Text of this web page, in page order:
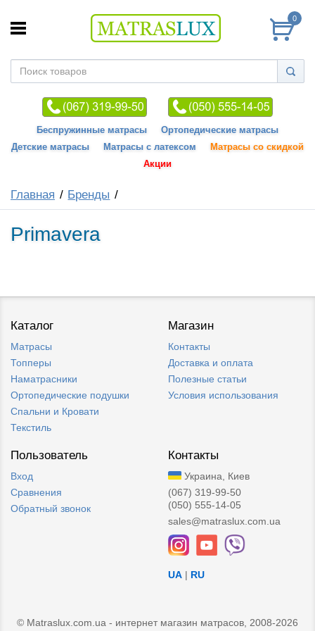
0
Беспружинные матрасы
Ортопедические матрасы
Детские матрасы
Матрасы с латексом
Матрасы со скидкой
Акции
Главная Бренды
Primavera
Каталог
Матрасы
Топперы
Наматрасники
Ортопедические подушки
Спальни и Кровати
Текстиль
Магазин
Контакты
Доставка и оплата
Полезные статьи
Условия использования
Пользователь
Вход
Сравнения
Обратный звонок
Контакты
Украина, Киев
(067) 319-99-50
(050) 555-14-05
sales@matraslux.com.ua
UA | RU
© Matraslux.com.ua - интернет магазин матрасов, 2008-2026